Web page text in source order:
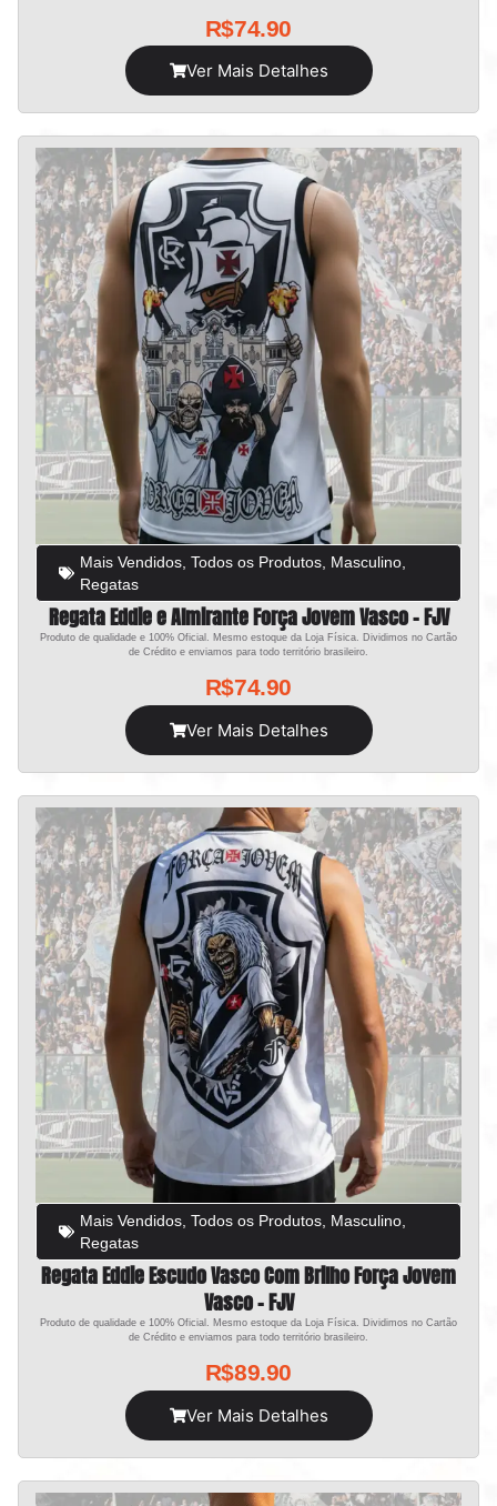
R$74.90
Ver Mais Detalhes
Mais Vendidos Todos os Produtos Masculino
Regatas
Regata Eddie e Almirante Força Jovem Vasco – FJV
Produto de qualidade e 100% Oficial. Mesmo estoque da Loja Física. Dividimos no Cartão
de Crédito e enviamos para todo território brasileiro.
R$74.90
Ver Mais Detalhes
Mais Vendidos Todos os Produtos Masculino
Regatas
Regata Eddie Escudo Vasco Com Brilho Força Jovem
Vasco – FJV
Produto de qualidade e 100% Oficial. Mesmo estoque da Loja Física. Dividimos no Cartão
de Crédito e enviamos para todo território brasileiro.
R$89.90
Ver Mais Detalhes